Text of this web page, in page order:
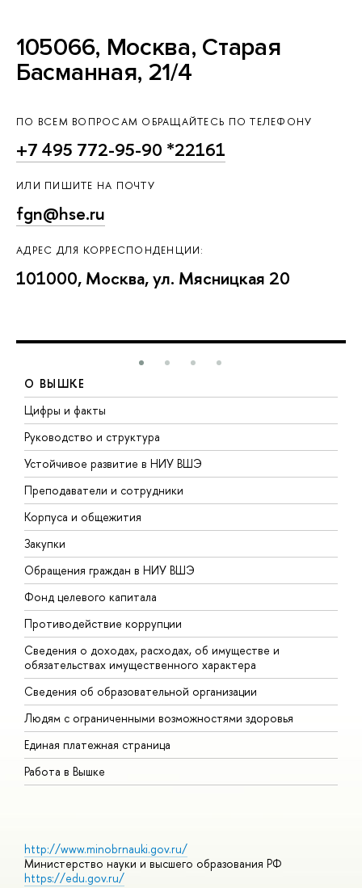
105066, Москва, Старая
Басманная, 21/4
ПО ВСЕМ ВОПРОСАМ ОБРАЩАЙТЕСЬ ПО ТЕЛЕФОНУ
+7 495 772-95-90 *22161
ИЛИ ПИШИТЕ НА ПОЧТУ
fgn@hse.ru
АДРЕС ДЛЯ КОРРЕСПОНДЕНЦИИ:
101000, Москва, ул. Мясницкая 20
О ВЫШКЕ
Цифры и факты
Руководство и структура
Устойчивое развитие в НИУ ВШЭ
Преподаватели и сотрудники
Корпуса и общежития
Закупки
Обращения граждан в НИУ ВШЭ
Фонд целевого капитала
Противодействие коррупции
Сведения о доходах, расходах, об имуществе и
обязательствах имущественного характера
Сведения об образовательной организации
Людям с ограниченными возможностями здоровья
Единая платежная страница
Работа в Вышке
http://www.minobrnauki.gov.ru/
Министерство науки и высшего образования РФ
https://edu.gov.ru/